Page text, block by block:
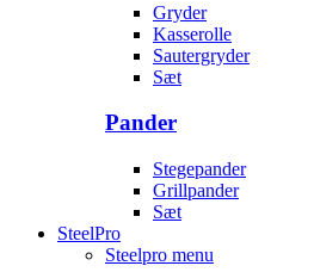
Gryder
Kasserolle
Sautergryder
Sæt
Pander
Stegepander
Grillpander
Sæt
SteelPro
Steelpro menu